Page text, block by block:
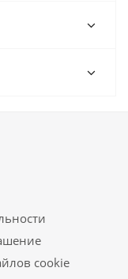
cookie